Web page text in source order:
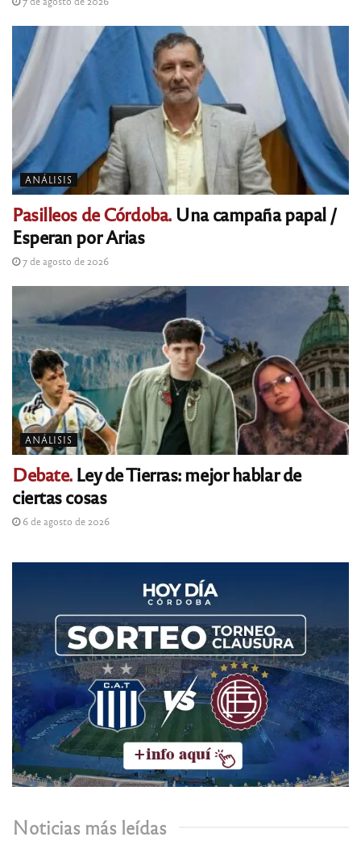
ANÁLISIS
Pasilleos de Córdoba.Una campaña papal /
Esperan por Arias
7 de agosto de 2026
ANÁLISIS
Debate.Ley de Tierras: mejor hablar de
ciertas cosas
6 de agosto de 2026
Noticias más leídas